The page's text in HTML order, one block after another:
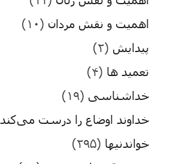
اهمیت و نقش مردان (۱۰)
پیدایش (۲)
تعمید ها (۴)
خداشناسی (۱۹)
خداوند اوضاع را درست می‌کند
خواندنیها (۲۹۵)